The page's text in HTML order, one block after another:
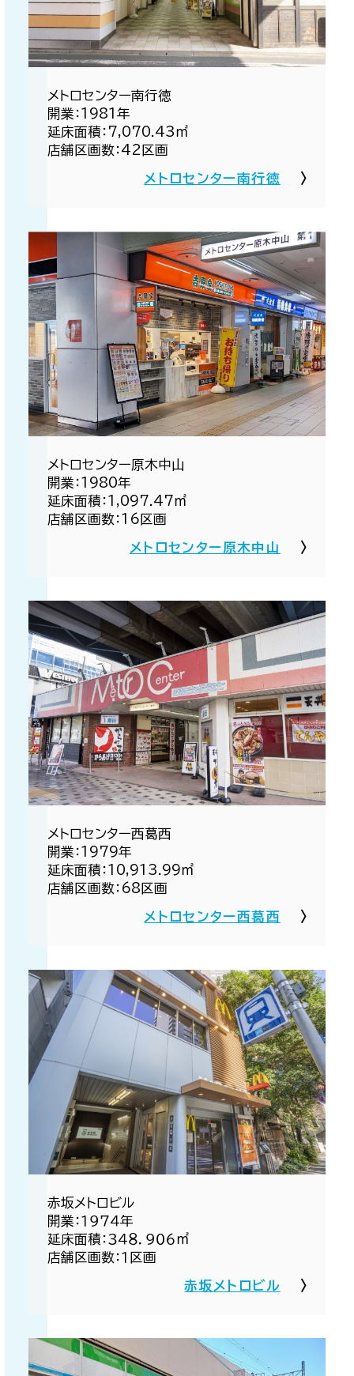
メトロセンター南行徳​
開業：1981年​
延床面積：7,070.43㎡​
店舗区画数：42区画​
メトロセンター南行徳
メトロセンター原木中山​
開業：1980年​
延床面積：1,097.47㎡​
店舗区画数：16区画​
メトロセンター原木中山
メトロセンター西葛西​
開業：1979年​
延床面積：10,913.99㎡​
店舗区画数：68区画​
メトロセンター西葛西
赤坂メトロビル​
開業：１９７４年​
延床面積：３４８．９０６㎡​
店舗区画数：１区画​
赤坂メトロビル